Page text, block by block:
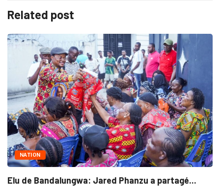
Related post
NATION
Elu de Bandalungwa: Jared Phanzu a partagé...